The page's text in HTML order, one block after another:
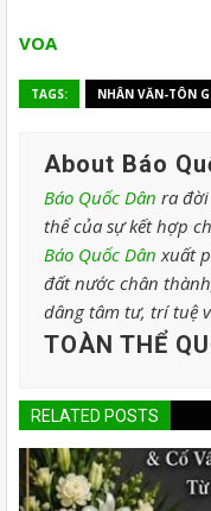
VOA
TAGS: NHÂN VĂN-TÔN
About Báo
Báo Quốc Dân ra
thể của sự kết hợp
Báo Quốc Dân xuất
đất nước chân
dâng tâm tư, trí tuệ
TOÀN THỂ
RELATED POSTS